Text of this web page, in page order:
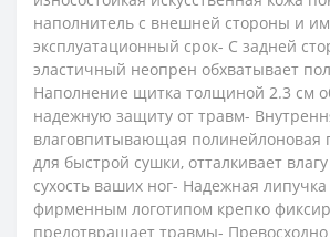
наполнитель с внешней стороны и
эксплуатационный срок- С задней
эластичный неопрен обхватывает
Наполнение щитка толщиной 2.3 см
надежную защиту от травм-
влаговпитывающая полинейлоновая
для быстрой сушки, отталкивает
сухость ваших ног- Надежная липучка
фирменным логотипом крепко
предотвращает травмы-